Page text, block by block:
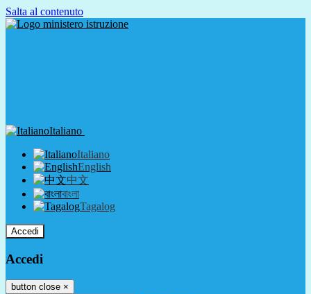
Salta al contenuto
Italiano
Italiano
English
中文
বাংলা
Tagalog
Accedi
Accedi
button close ×